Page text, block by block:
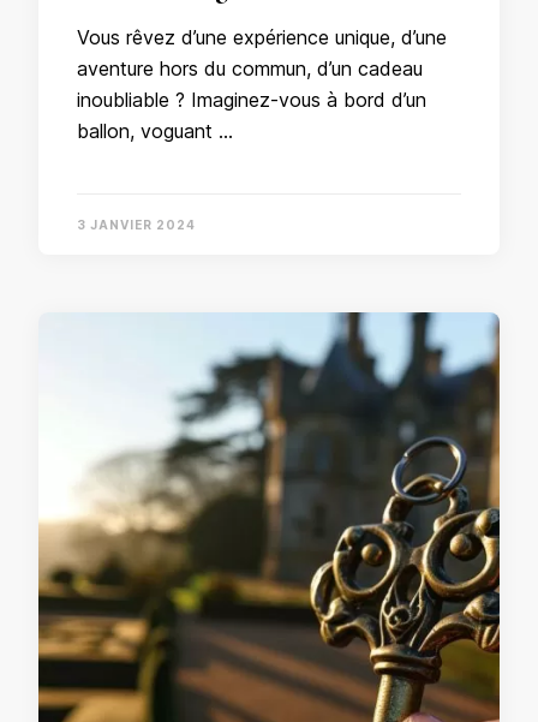
Vous rêvez d’une expérience unique, d’une
aventure hors du commun, d’un cadeau
inoubliable ? Imaginez-vous à bord d’un
ballon, voguant …
3 JANVIER 2024